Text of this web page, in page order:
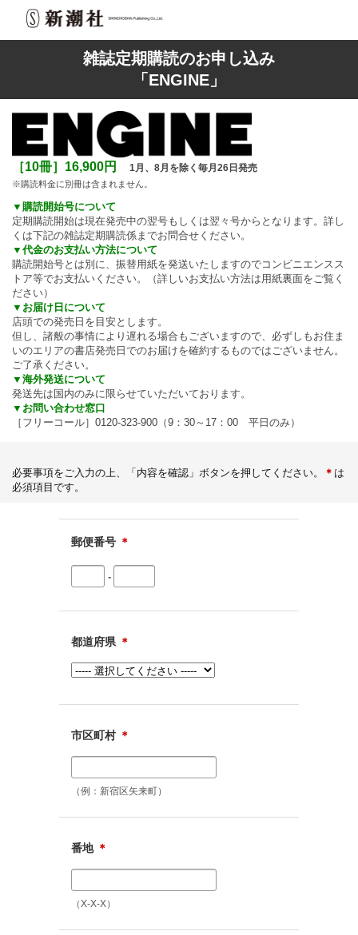
雑誌定期購読のお申し込み
「ENGINE」
［10冊］16,900円 1月、8月を除く毎月26日発売
※購読料金に別冊は含まれません。
▼購読開始号について
定期購読開始は現在発売中の翌号もしくは翌々号からとなります。詳し
くは下記の雑誌定期購読係までお問合せください。
▼代金のお支払い方法について
購読開始号とは別に、振替用紙を発送いたしますのでコンビニエンスス
トア等でお支払いください。（詳しいお支払い方法は用紙裏面をご覧く
ださい）
▼お届け日について
店頭での発売日を目安とします。
但し、諸般の事情により遅れる場合もございますので、必ずしもお住ま
いのエリアの書店発売日でのお届けを確約するものではございません。
ご了承ください。
▼海外発送について
発送先は国内のみに限らせていただいております。
▼お問い合わせ窓口
［フリーコール］0120-323-900（9：30～17：00 平日のみ）
必要事項をご入力の上、「内容を確認」ボタンを押してください。 ＊ は
必須項目です。
郵便番号 ＊
-
都道府県 ＊
市区町村 ＊
（例：新宿区矢来町）
番地 ＊
（X-X-X）